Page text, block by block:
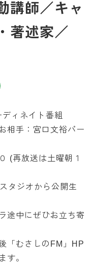
講師／キャ
著述家／
ィネイト番組
相手：宮口文裕パー
(再放送は土曜朝１
タジオから公開生
途中にぜひお立ち寄
「むさしのFM」HP
す。